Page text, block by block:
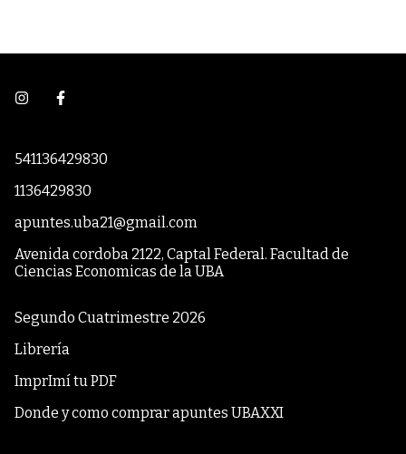
541136429830
1136429830
apuntes.uba21@gmail.com
Avenida cordoba 2122, Captal Federal. Facultad de
Ciencias Economicas de la UBA
Segundo Cuatrimestre 2026
Librería
ImprImí tu PDF
Donde y como comprar apuntes UBAXXI